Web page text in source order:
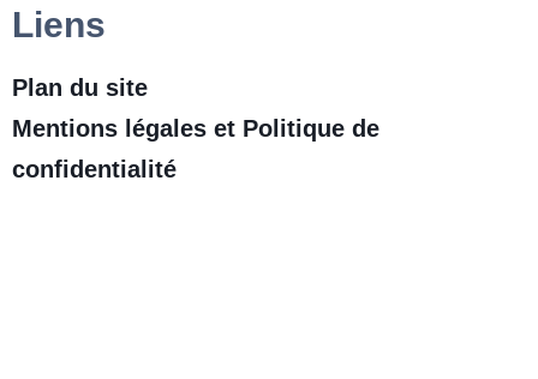
Liens
Plan du site
Mentions légales et Politique de
confidentialité